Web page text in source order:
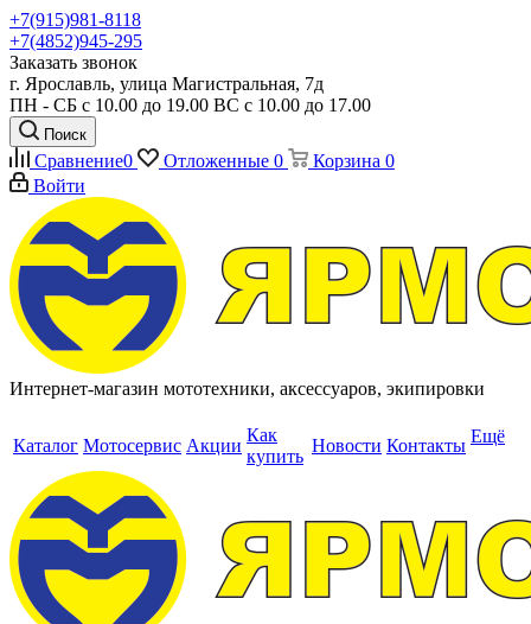
+7(915)981-8118
+7(4852)945-295
Заказать звонок
г. Ярославль, улица Магистральная, 7д
ПН - СБ с 10.00 до 19.00 ВС с 10.00 до 17.00
Поиск
Сравнение0 Отложенные 0 Корзина 0
Войти
Интернет-магазин мототехники, аксессуаров, экипировки
Каталог Мотосервис Акции
Как
купить
Новости Контакты Ещё